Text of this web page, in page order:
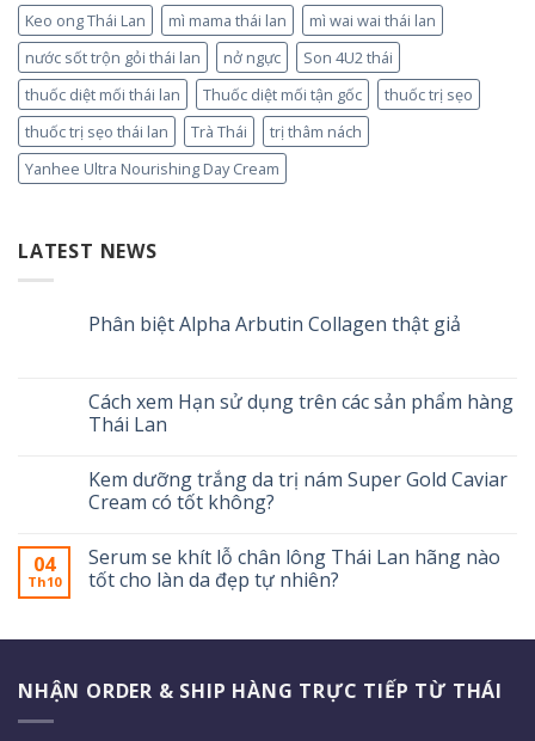
Keo ong Thái Lan
mì mama thái lan
mì wai wai thái lan
nước sốt trộn gỏi thái lan
nở ngực
Son 4U2 thái
thuốc diệt mối thái lan
Thuốc diệt mối tận gốc
thuốc trị sẹo
thuốc trị sẹo thái lan
Trà Thái
trị thâm nách
Yanhee Ultra Nourishing Day Cream
LATEST NEWS
Phân biệt Alpha Arbutin Collagen thật giả
Cách xem Hạn sử dụng trên các sản phẩm hàng
Thái Lan
Kem dưỡng trắng da trị nám Super Gold Caviar
Cream có tốt không?
04
Th10
Serum se khít lỗ chân lông Thái Lan hãng nào
tốt cho làn da đẹp tự nhiên?
NHẬN ORDER & SHIP HÀNG TRỰC TIẾP TỪ THÁI